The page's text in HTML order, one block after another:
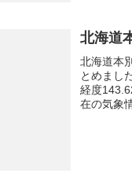
北海道
北海道本
とめまし
経度
在の気象